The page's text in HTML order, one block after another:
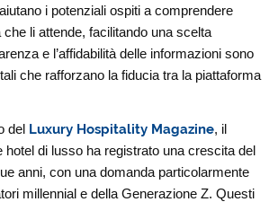
i potenziali ospiti a comprendere
che li attende, facilitando una scelta
e l’affidabilità delle informazioni sono
che rafforzano la fiducia tra la piattaforma
del Luxury Hospitality Magazine, il
hotel di lusso ha registrato una crescita del
anni, con una domanda particolarmente
millennial e della Generazione Z. Questi